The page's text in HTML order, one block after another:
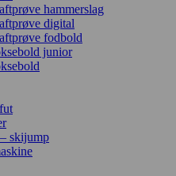
hammerslag
digital
fodbold
junior
skijump